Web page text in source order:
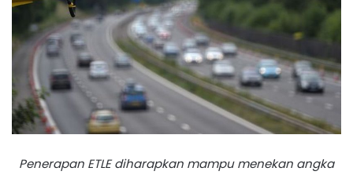
Penerapan ETLE diharapkan mampu menekan angka